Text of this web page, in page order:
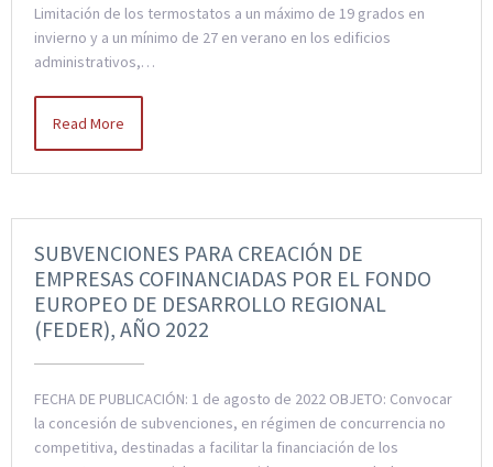
Limitación de los termostatos a un máximo de 19 grados en
invierno y a un mínimo de 27 en verano en los edificios
administrativos,…
Read More
SUBVENCIONES PARA CREACIÓN DE
EMPRESAS COFINANCIADAS POR EL FONDO
EUROPEO DE DESARROLLO REGIONAL
(FEDER), AÑO 2022
FECHA DE PUBLICACIÓN: 1 de agosto de 2022 OBJETO: Convocar
la concesión de subvenciones, en régimen de concurrencia no
competitiva, destinadas a facilitar la financiación de los